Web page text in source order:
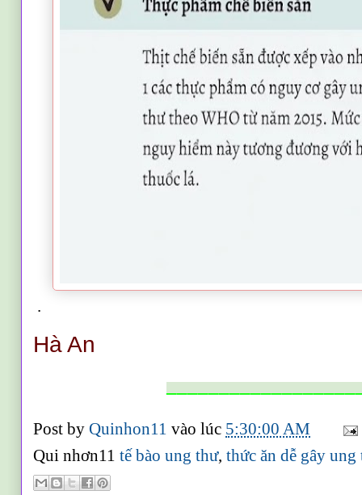
.
Hà An
Post byQuinhon11vào lúc 5:30:00 AM
Qui nhơn11tế bào ung thư,thức ăn dễ gây ung